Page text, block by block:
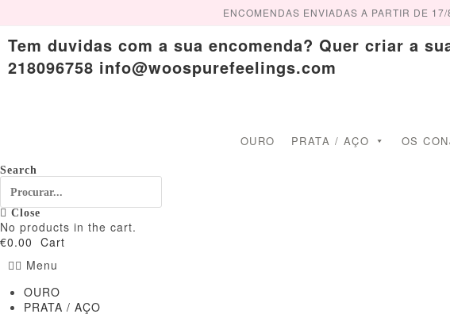
content
ENCOMENDAS ENVIADAS A PARTIR DE
Tem duvidas com a sua encomenda? Quer criar a
218096758 info@woospurefeelings.com
OURO PRATA / AÇO OS
Search
Close
No products in the cart.
€0.00 Cart
Menu
OURO
PRATA / AÇO